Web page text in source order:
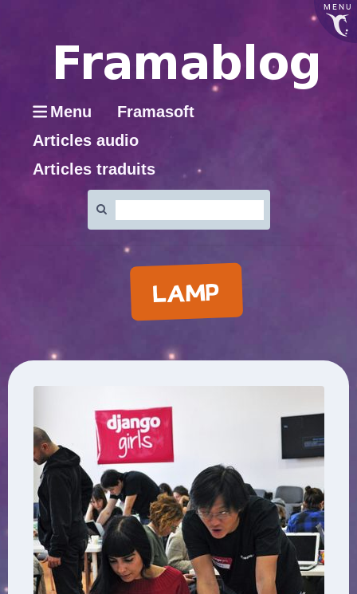
MENU
Menu
Framasoft
Articles audio
Articles traduits
:
LAMP